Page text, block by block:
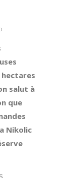
hectares
salut à
que
Nikolic